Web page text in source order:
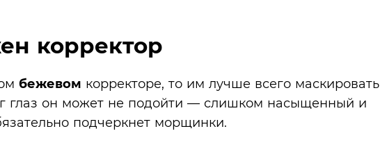
корректор
бежевом корректоре, то им лучше всего маскировать
глаз он может не подойти — слишком насыщенный и
подчеркнет морщинки.